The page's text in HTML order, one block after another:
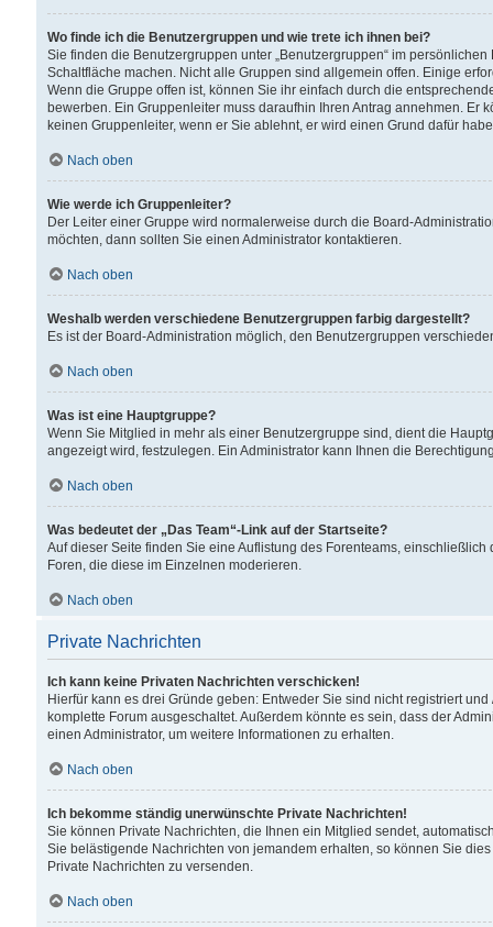
Wo finde ich die Benutzergruppen und wie trete ich ihnen bei?
Sie finden die Benutzergruppen unter „Benutzergruppen“ im
Schaltfläche machen. Nicht alle Gruppen sind allgemein offen. Einige
Wenn die Gruppe offen ist, können Sie ihr einfach durch die
bewerben. Ein Gruppenleiter muss daraufhin Ihren Antrag annehmen.
keinen Gruppenleiter, wenn er Sie ablehnt, er wird einen Grund dafür
Nach oben
Wie werde ich Gruppenleiter?
Der Leiter einer Gruppe wird normalerweise durch die Board-
möchten, dann sollten Sie einen Administrator kontaktieren.
Nach oben
Weshalb werden verschiedene Benutzergruppen farbig dargestellt?
Es ist der Board-Administration möglich, den Benutzergruppen
Nach oben
Was ist eine Hauptgruppe?
Wenn Sie Mitglied in mehr als einer Benutzergruppe sind, dient die
angezeigt wird, festzulegen. Ein Administrator kann Ihnen die
Nach oben
Was bedeutet der „Das Team“-Link auf der Startseite?
Auf dieser Seite finden Sie eine Auflistung des Forenteams,
Foren, die diese im Einzelnen moderieren.
Nach oben
Private Nachrichten
Ich kann keine Privaten Nachrichten verschicken!
Hierfür kann es drei Gründe geben: Entweder Sie sind nicht registriert
komplette Forum ausgeschaltet. Außerdem könnte es sein, dass der
einen Administrator, um weitere Informationen zu erhalten.
Nach oben
Ich bekomme ständig unerwünschte Private Nachrichten!
Sie können Private Nachrichten, die Ihnen ein Mitglied sendet,
Sie belästigende Nachrichten von jemandem erhalten, so können Sie
Private Nachrichten zu versenden.
Nach oben